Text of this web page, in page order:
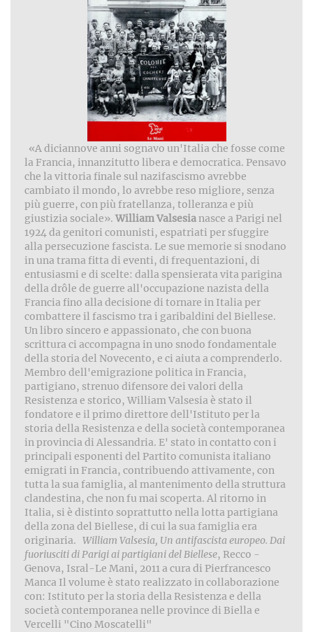
«A diciannove anni sognavo un'Italia che fosse come
la Francia, innanzitutto libera e democratica. Pensavo
che la vittoria finale sul nazifascismo avrebbe
cambiato il mondo, lo avrebbe reso migliore, senza
più guerre, con più fratellanza, tolleranza e più
giustizia sociale». William Valsesianasce a Parigi nel
1924 da genitori comunisti, espatriati per sfuggire
alla persecuzione fascista. Le sue memorie si snodano
in una trama fitta di eventi, di frequentazioni, di
entusiasmi e di scelte: dalla spensierata vita parigina
della drôle de guerre all'occupazione nazista della
Francia fino alla decisione di tornare in Italia per
combattere il fascismo tra i garibaldini del Biellese.
Un libro sincero e appassionato, che con buona
scrittura ci accompagna in uno snodo fondamentale
della storia del Novecento, e ci aiuta a comprenderlo.
Membro dell'emigrazione politica in Francia,
partigiano, strenuo difensore dei valori della
Resistenza e storico, William Valsesia è stato il
fondatore e il primo direttore dell'Istituto per la
storia della Resistenza e della società contemporanea
in provincia di Alessandria. E' stato in contatto con i
principali esponenti del Partito comunista italiano
emigrati in Francia, contribuendo attivamente, con
tutta la sua famiglia, al mantenimento della struttura
clandestina, che non fu mai scoperta. Al ritorno in
Italia, si è distinto soprattutto nella lotta partigiana
della zona del Biellese, di cui la sua famiglia era
originaria. William Valsesia, Un antifascista europeo. Dai
fuoriusciti di Parigi ai partigiani del Biellese, Recco -
Genova, Isral-Le Mani, 2011 a cura di Pierfrancesco
Manca Il volume è stato realizzato in collaborazione
con: Istituto per la storia della Resistenza e della
società contemporanea nelle province di Biella e
Vercelli "Cino Moscatelli"